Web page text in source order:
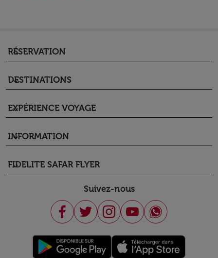
RÉSERVATION
keyboard_arrow_down
DESTINATIONS
keyboard_arrow_down
EXPÉRIENCE VOYAGE
keyboard_arrow_down
INFORMATION
keyboard_arrow_down
FIDELITE SAFAR FLYER
keyboard_arrow_down
Suivez-nous